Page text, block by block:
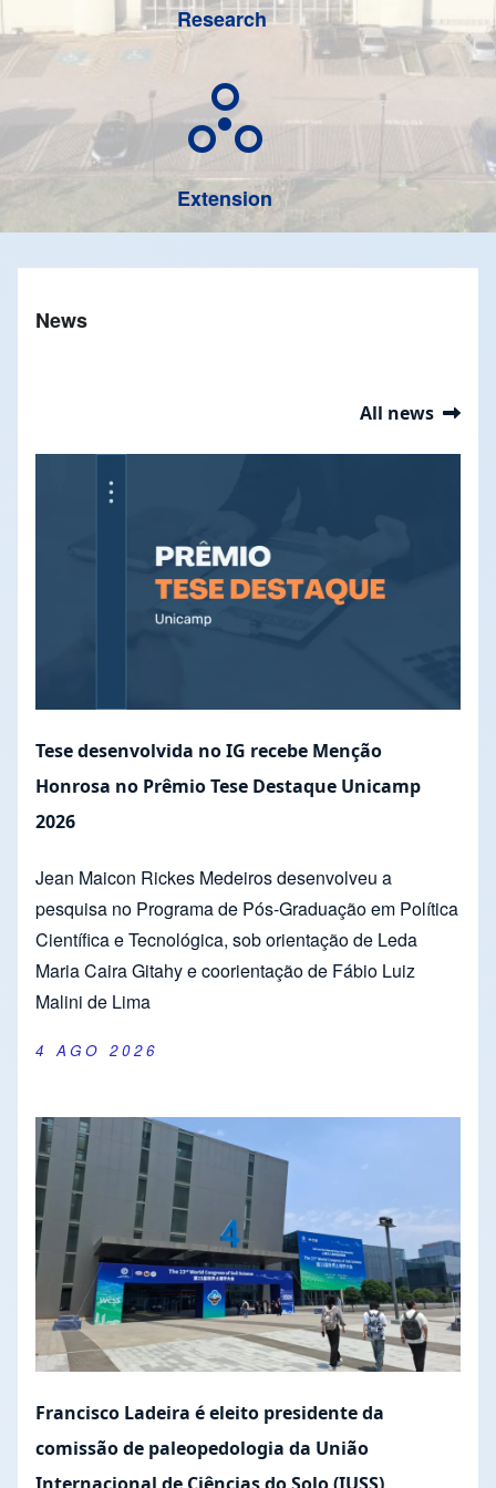
Research
circles_ext
Extension
News
All news
Tese desenvolvida no IG recebe Menção
Honrosa no Prêmio Tese Destaque Unicamp
2026
Jean Maicon Rickes Medeiros desenvolveu a
pesquisa no Programa de Pós-Graduação em Política
Científica e Tecnológica, sob orientação de Leda
Maria Caira Gitahy e coorientação de Fábio Luiz
Malini de Lima
4 AGO 2026
Francisco Ladeira é eleito presidente da
comissão de paleopedologia da União